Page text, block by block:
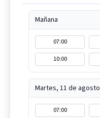
Mañana
07:00
10:00
Martes, 11 de agosto
07:00